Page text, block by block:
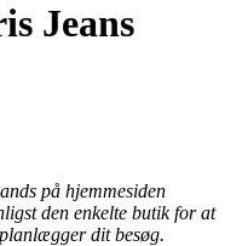
Jeans
på hjemmesiden
den enkelte butik for at
dit besøg.